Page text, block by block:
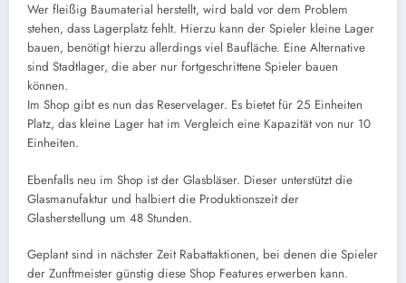
Wer fleißig Baumaterial herstellt, wird bald vor dem Problem
stehen, dass Lagerplatz fehlt. Hierzu kann der Spieler kleine Lager
bauen, benötigt hierzu allerdings viel Baufläche. Eine Alternative
sind Stadtlager, die aber nur fortgeschrittene Spieler bauen
können.
Im Shop gibt es nun das Reservelager. Es bietet für 25 Einheiten
Platz, das kleine Lager hat im Vergleich eine Kapazität von nur 10
Einheiten.
Ebenfalls neu im Shop ist der Glasbläser. Dieser unterstützt die
Glasmanufaktur und halbiert die Produktionszeit der
Glasherstellung um 48 Stunden.
Geplant sind in nächster Zeit Rabattaktionen, bei denen die Spieler
der Zunftmeister günstig diese Shop Features erwerben kann.